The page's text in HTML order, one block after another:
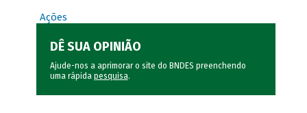
Ações
DÊ SUA OPINIÃO
Ajude-nos a aprimorar o site do BNDES preenchendo
uma rápida pesquisa.